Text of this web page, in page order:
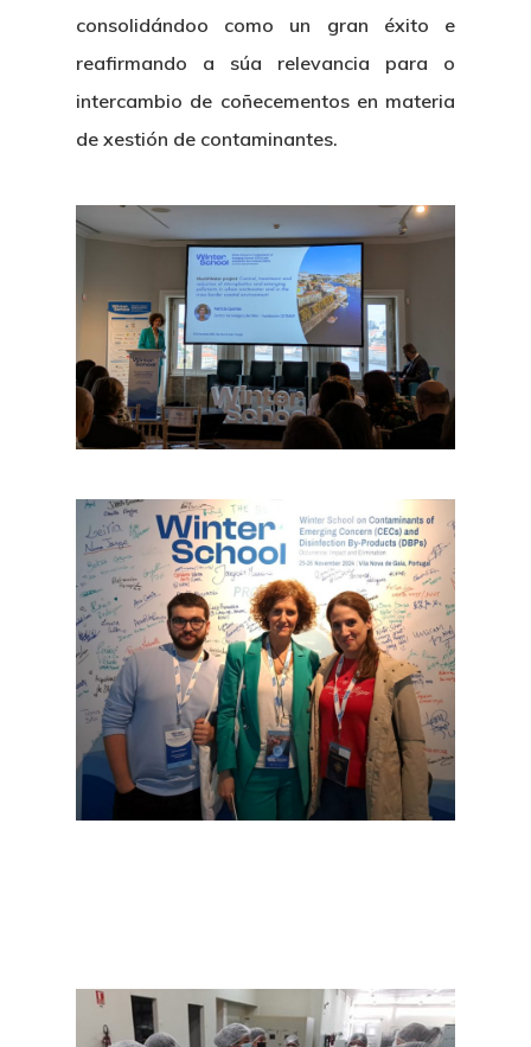
consolidándoo como un gran éxito e
reafirmando a súa relevancia para o
intercambio de coñecementos en materia
de xestión de contaminantes.